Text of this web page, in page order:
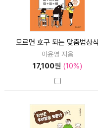
모르면 호구 되는 맞춤법상식
이윤영 지음
17,100원 (10%)